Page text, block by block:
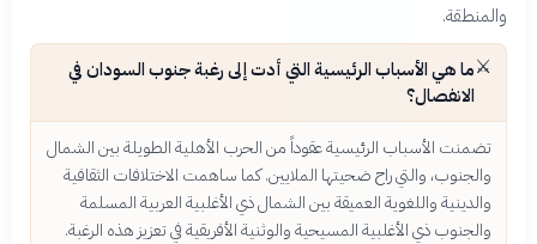
والمنطقة.
⚔️ما هي الأسباب الرئيسية التي أدت إلى رغبة جنوب السودان في
الانفصال؟
تضمنت الأسباب الرئيسية عقوداً من الحرب الأهلية الطويلة بين الشمال
والجنوب، والتي راح ضحيتها الملايين. كما ساهمت الاختلافات الثقافية
والدينية واللغوية العميقة بين الشمال ذي الأغلبية العربية المسلمة
والجنوب ذي الأغلبية المسيحية والوثنية الأفريقية في تعزيز هذه الرغبة.